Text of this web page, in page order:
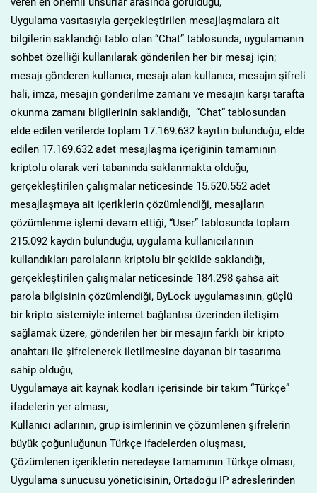
Uygulama vasıtasıyla gerçekleştirilen mesajlaşmalara ait
bilgilerin saklandığı tablo olan “Chat” tablosunda, uygulamanın
sohbet özelliği kullanılarak gönderilen her bir mesaj için;
mesajı gönderen kullanıcı, mesajı alan kullanıcı, mesajın şifreli
hali, imza, mesajın gönderilme zamanı ve mesajın karşı tarafta
okunma zamanı bilgilerinin saklandığı, “Chat” tablosundan
elde edilen verilerde toplam 17.169.632 kayıtın bulunduğu, elde
edilen 17.169.632 adet mesajlaşma içeriğinin tamamının
kriptolu olarak veri tabanında saklanmakta olduğu,
gerçekleştirilen çalışmalar neticesinde 15.520.552 adet
mesajlaşmaya ait içeriklerin çözümlendiği, mesajların
çözümlenme işlemi devam ettiği, “User” tablosunda toplam
215.092 kaydın bulunduğu, uygulama kullanıcılarının
kullandıkları parolaların kriptolu bir şekilde saklandığı,
gerçekleştirilen çalışmalar neticesinde 184.298 şahsa ait
parola bilgisinin çözümlendiği, ByLock uygulamasının, güçlü
bir kripto sistemiyle internet bağlantısı üzerinden iletişim
sağlamak üzere, gönderilen her bir mesajın farklı bir kripto
anahtarı ile şifrelenerek iletilmesine dayanan bir tasarıma
sahip olduğu,
Uygulamaya ait kaynak kodları içerisinde bir takım “Türkçe”
ifadelerin yer alması,
Kullanıcı adlarının, grup isimlerinin ve çözümlenen şifrelerin
büyük çoğunluğunun Türkçe ifadelerden oluşması,
Çözümlenen içeriklerin neredeyse tamamının Türkçe olması,
Uygulama sunucusu yöneticisinin, Ortadoğu IP adreslerinden